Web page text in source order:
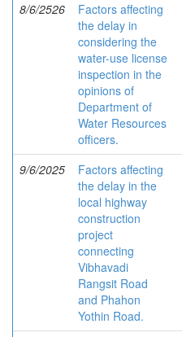
8/6/2526
Factors affecting
the delay in
considering the
water-use license
inspection in the
opinions of
Department of
Water Resources
officers.
9/6/2025
Factors affecting
the delay in the
local highway
construction
project
connecting
Vibhavadi
Rangsit Road
and Phahon
Yothin Road.